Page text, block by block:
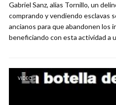
Gabriel Sanz, alias Tornillo, un
comprando y vendiendo esclavas
ancianos para que abandonen los
beneficiando con esta actividad a
VIDEO